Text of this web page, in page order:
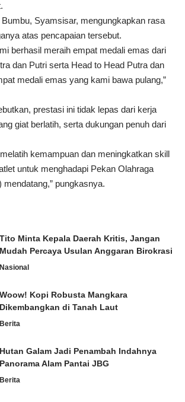
Bumbu, Syamsisar, mengungkapkan rasa
atas pencapaian tersebut.
berhasil meraih empat medali emas dari
dan Putri serta Head to Head Putra dan
medali emas yang kami bawa pulang,”
prestasi ini tidak lepas dari kerja
giat berlatih, serta dukungan penuh dari
kemampuan dan meningkatkan skill
untuk menghadapi Pekan Olahraga
pungkasnya.
Tito Minta Kepala Daerah Kritis, Jangan
Mudah Percaya Usulan Anggaran Birokrasi
Nasional
Woow! Kopi Robusta Mangkara
Dikembangkan di Tanah Laut
Berita
Hutan Galam Jadi Penambah Indahnya
Panorama Alam Pantai JBG
Berita